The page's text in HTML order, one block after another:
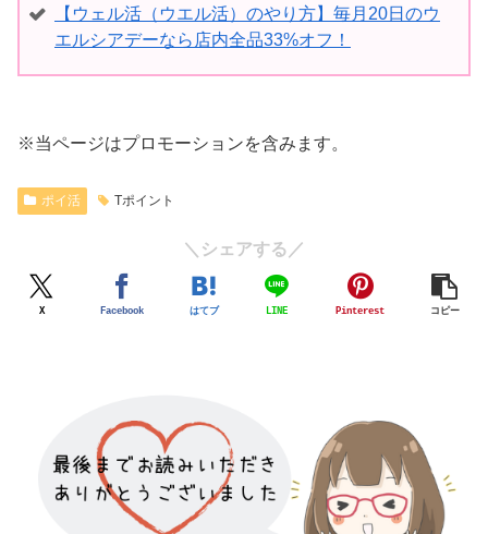
【ウェル活（ウエル活）のやり方】毎月20日のウ
エルシアデーなら店内全品33%オフ！
※当ページはプロモーションを含みます。
ポイ活 Tポイント
＼シェアする／
X Facebook はてブ LINE Pinterest コピー